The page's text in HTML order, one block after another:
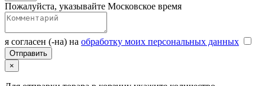
Пожалуйста, указывайте Московское время
я согласен (-на) на обработку моих персональных данных
×